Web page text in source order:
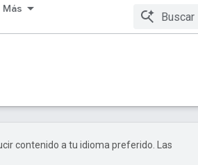
Más
contenido a tu idioma preferido. Las